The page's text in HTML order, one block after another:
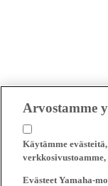
Arvostamme
Käytämme
Evästeet Yamaha-